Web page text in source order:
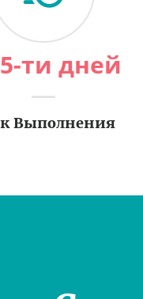
ти дней
Выполнения